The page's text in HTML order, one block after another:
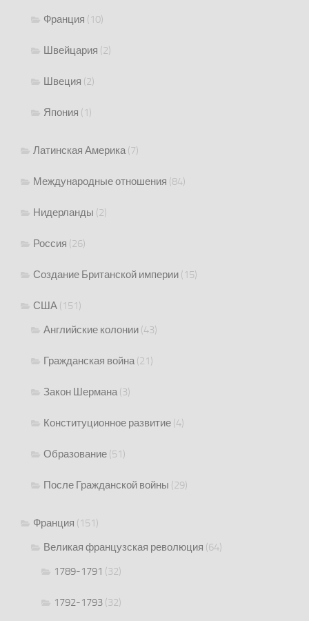
Франция (10)
Швейцария (2)
Швеция (2)
Япония (1)
Латинская Америка(7)
Международные отношения (84)
Нидерланды (2)
Россия (26)
Создание Британской империи (15)
США (151)
Английские колонии (43)
Гражданская война(21)
Закон Шермана(3)
Конституционное развитие (4)
Образование (51)
После Гражданской войны (29)
Франция (151)
Великая французская революция (64)
1789-1791 (32)
1792-1793 (32)